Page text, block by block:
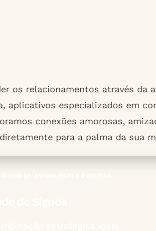
os relacionamentos através da
aplicativos especializados em
conexões amorosas,
para a palma da sua